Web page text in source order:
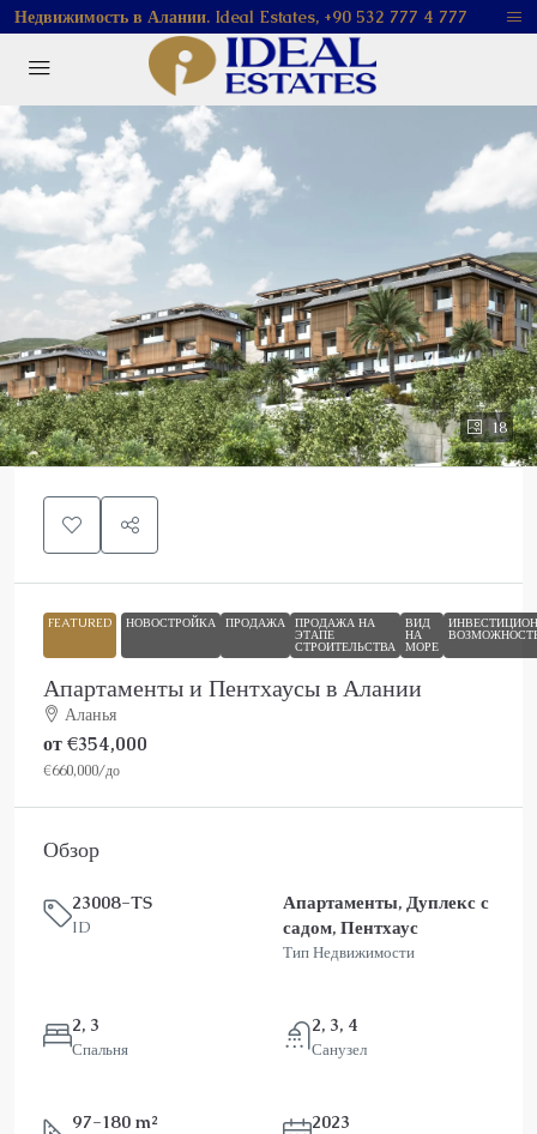
Недвижимость в Алании. Ideal Estates, +90 532 777 4 777
18
FEATURED НОВОСТРОЙКА ПРОДАЖА ПРОДАЖА НА
ЭТАПЕ
СТРОИТЕЛЬСТВА
ВИД
НА
МОРЕ
Апартаменты и Пентхаусы в Алании
Аланья
от€354,000
€660,000/до
Обзор
23008-TS
ID
Апартаменты, Дуплекс с
садом, Пентхаус
Тип Недвижимости
2, 3
Спальня
2, 3, 4
Санузел
97-180 m² 2023